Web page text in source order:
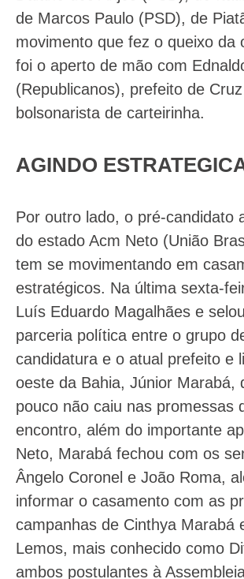
de Marcos Paulo (PSD), de
movimento que fez o queixo da
foi o aperto de mão com
(Republicanos), prefeito de
bolsonarista de carteirinha.
AGINDO
Por outro lado, o pré-candidato
do estado Acm Neto (União
tem se movimentando em
estratégicos. Na última sexta-
Luís Eduardo Magalhães e
parceria política entre o grupo
candidatura e o atual prefeito e
oeste da Bahia, Júnior Marabá,
pouco não caiu nas promessas
encontro, além do importante
Neto, Marabá fechou com os
Ângelo Coronel e João Roma,
informar o casamento com as
campanhas de Cinthya Marabá
Lemos, mais conhecido como
ambos postulantes à